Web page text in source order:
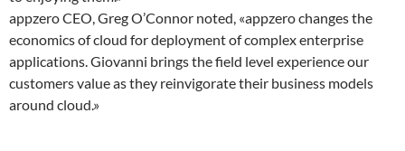
appzero CEO, Greg O’Connor noted, «appzero changes the
economics of cloud for deployment of complex enterprise
applications. Giovanni brings the field level experience our
customers value as they reinvigorate their business models
around cloud.»